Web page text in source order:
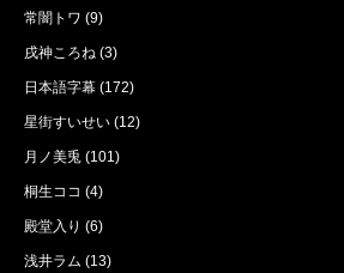
常闇トワ (9)
戌神ころね (3)
日本語字幕 (172)
星街すいせい (12)
月ノ美兎 (101)
桐生ココ (4)
殿堂入り (6)
浅井ラム (13)